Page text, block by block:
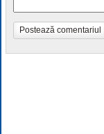
Postează comentariul